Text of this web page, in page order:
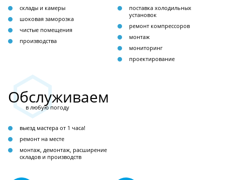
склады и камеры
шоковая заморозка
чистые помещения
производства
поставка холодильных
установок
ремонт компрессоров
монтаж
мониторинг
проектирование
Обслуживаем
в любую погоду
выезд мастера от 1 часа!
ремонт на месте
монтаж, демонтаж, расширение
складов и производств